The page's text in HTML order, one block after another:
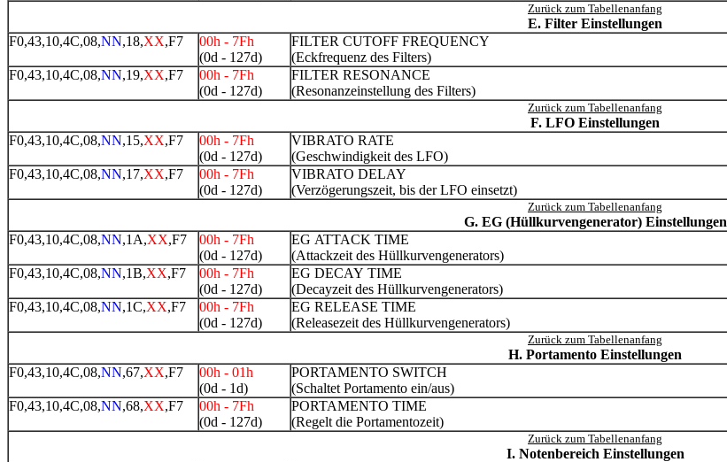
Zurück zum Tabellenanfang
E. Filter Einstellungen
F0,43,10,4C,08,NN,18,XX,F7
00h - 7Fh
(0d - 127d)
FILTER CUTOFF FREQUENCY
(Eckfrequenz des Filters)
F0,43,10,4C,08,NN,19,XX,F7
00h - 7Fh
(0d - 127d)
FILTER RESONANCE
(Resonanzeinstellung des Filters)
Zurück zum Tabellenanfang
F. LFO Einstellungen
F0,43,10,4C,08,NN,15,XX,F7
00h - 7Fh
(0d - 127d)
VIBRATO RATE
(Geschwindigkeit des LFO)
F0,43,10,4C,08,NN,17,XX,F7
00h - 7Fh
(0d - 127d)
VIBRATO DELAY
(Verzögerungszeit, bis der LFO einsetzt)
Zurück zum Tabellenanfang
G. EG (Hüllkurvengenerator) Einstellungen
F0,43,10,4C,08,NN,1A,XX,F7
00h - 7Fh
(0d - 127d)
EG ATTACK TIME
(Attackzeit des Hüllkurvengenerators)
F0,43,10,4C,08,NN,1B,XX,F7
00h - 7Fh
(0d - 127d)
EG DECAY TIME
(Decayzeit des Hüllkurvengenerators)
F0,43,10,4C,08,NN,1C,XX,F7
00h - 7Fh
(0d - 127d)
EG RELEASE TIME
(Releasezeit des Hüllkurvengenerators)
Zurück zum Tabellenanfang
H. Portamento Einstellungen
F0,43,10,4C,08,NN,67,XX,F7
00h - 01h
(0d - 1d)
PORTAMENTO SWITCH
(Schaltet Portamento ein/aus)
F0,43,10,4C,08,NN,68,XX,F7
00h - 7Fh
(0d - 127d)
PORTAMENTO TIME
(Regelt die Portamentozeit)
Zurück zum Tabellenanfang
I. Notenbereich Einstellungen